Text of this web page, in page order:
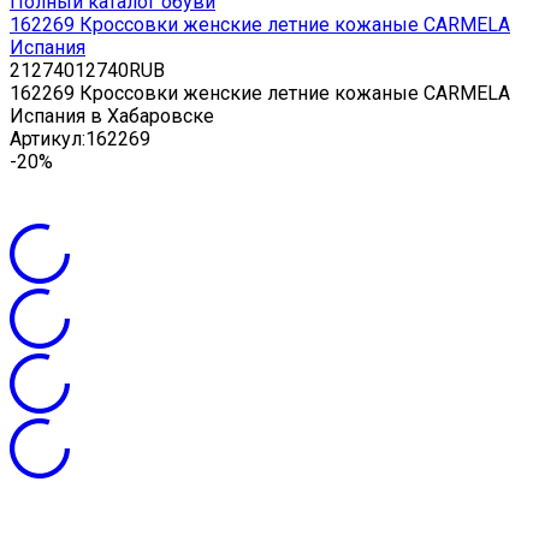
162269 Кроссовки женские летние кожаные CARMELA
Испания
21274012740RUB
162269 Кроссовки женские летние кожаные CARMELA
Испания в Хабаровске
Артикул:162269
-20%